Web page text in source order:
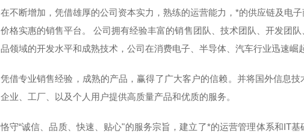
在不断增加，凭借雄厚的公司资本实力，熟练的运营能力，*的供应链及电
价格实惠的销售平台。 公司拥有经验丰富的销售团队、技术团队、开发团
品领域的开发水平和成熟技术，公司在消费电子、半导体、汽车行业迅速崛
凭借专业销售经验，成熟的产品，赢得了广大客户的信赖。并将国外信息
企业、工厂、以及个人用户提供高质量产品和优质的服务。
恪守“诚信、品质、快速、贴心"的服务宗旨，建立了*的运营管理体系和IT